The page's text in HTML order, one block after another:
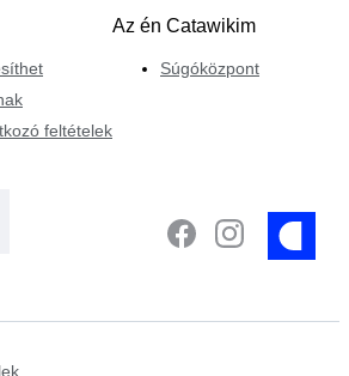
feltételek
Az én Catawikim
Súgóközpont